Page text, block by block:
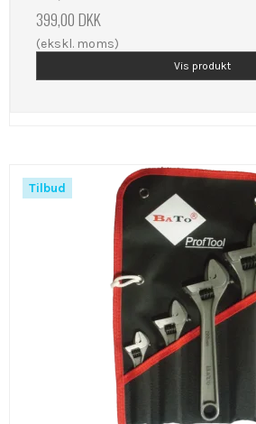
399,00 DKK
(ekskl. moms)
Vis produkt
Tilbud